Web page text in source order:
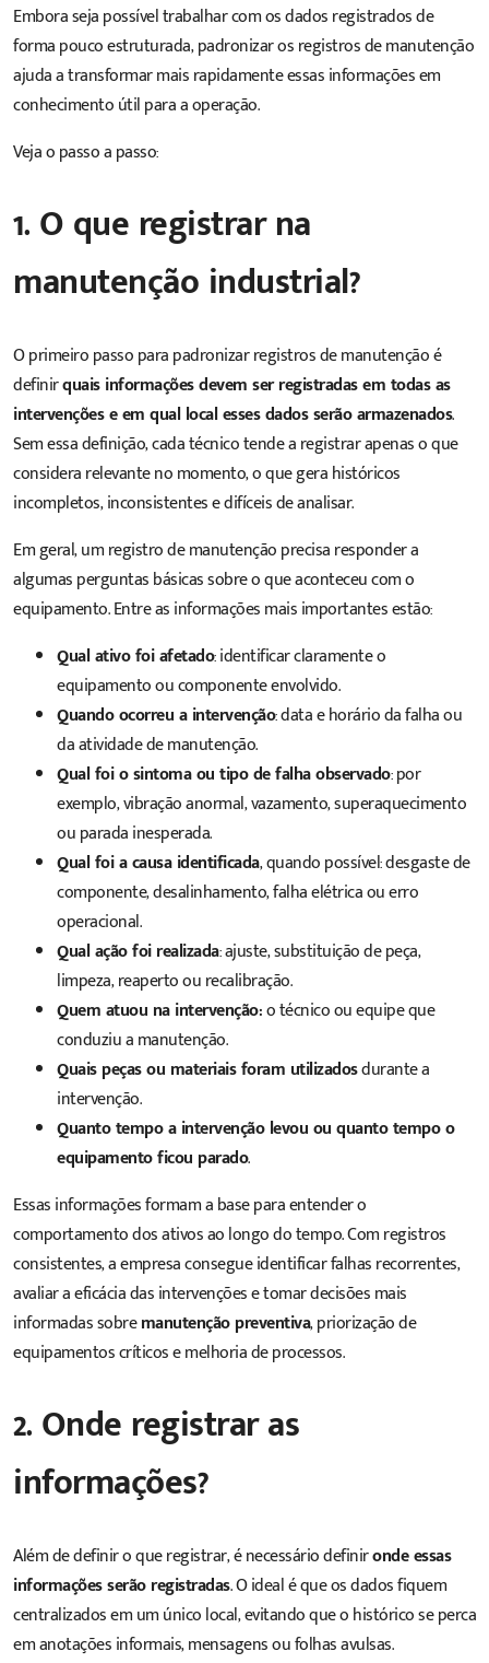
Embora seja possível trabalhar com os dados registrados de
forma pouco estruturada, padronizar os registros de manutenção
ajuda a transformar mais rapidamente essas informações em
conhecimento útil para a operação.
Veja o passo a passo:
1. O que registrar na
manutenção industrial?
O primeiro passo para padronizar registros de manutenção é
definirquais informações devem ser registradas em todas as
intervenções e em qual local esses dados serão armazenados.
Sem essa definição, cada técnico tende a registrar apenas o que
considera relevante no momento, o que gera históricos
incompletos, inconsistentes e difíceis de analisar.
Em geral, um registro de manutenção precisa responder a
algumas perguntas básicas sobre o que aconteceu com o
equipamento. Entre as informações mais importantes estão:
Qual ativo foi afetado: identificar claramente o
equipamento ou componente envolvido.
Quando ocorreu a intervenção: data e horário da falha ou
da atividade de manutenção.
Qual foi o sintoma ou tipo de falha observado: por
exemplo, vibração anormal, vazamento, superaquecimento
ou parada inesperada.
Qual foi a causa identificada, quando possível: desgaste de
componente, desalinhamento, falha elétrica ou erro
operacional.
Qual ação foi realizada: ajuste, substituição de peça,
limpeza, reaperto ou recalibração.
Quem atuou na intervenção:o técnico ou equipe que
conduziu a manutenção.
Quais peças ou materiais foram utilizadosdurante a
intervenção.
Quanto tempo a intervenção levou ou quanto tempo o
equipamento ficou parado.
Essas informações formam a base para entender o
comportamento dos ativos ao longo do tempo. Com registros
consistentes, a empresa consegue identificar falhas recorrentes,
avaliar a eficácia das intervenções e tomar decisões mais
informadas sobremanutenção preventiva, priorização de
equipamentos críticos e melhoria de processos.
2. Onde registrar as
informações?
Além de definir o que registrar, é necessário definironde essas
informações serão registradas. O ideal é que os dados fiquem
centralizados em um único local, evitando que o histórico se perca
em anotações informais, mensagens ou folhas avulsas.